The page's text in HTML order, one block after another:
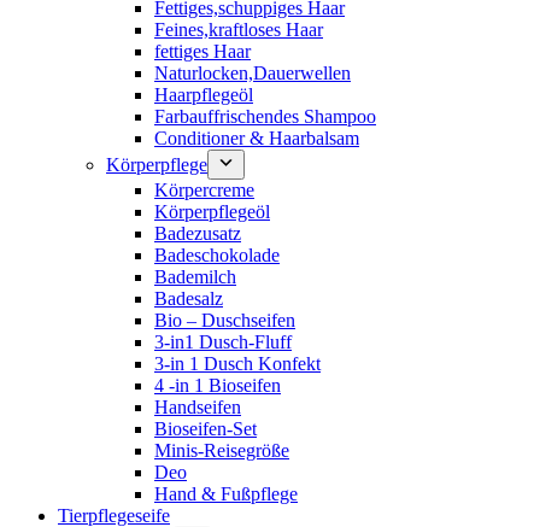
Fettiges,schuppiges Haar
Feines,kraftloses Haar
fettiges Haar
Naturlocken,Dauerwellen
Haarpflegeöl
Farbauffrischendes Shampoo
Conditioner & Haarbalsam
Körperpflege
Körpercreme
Körperpflegeöl
Badezusatz
Badeschokolade
Bademilch
Badesalz
Bio – Duschseifen
3-in1 Dusch-Fluff
3-in 1 Dusch Konfekt
4 -in 1 Bioseifen
Handseifen
Bioseifen-Set
Minis-Reisegröße
Deo
Hand & Fußpflege
Tierpflegeseife